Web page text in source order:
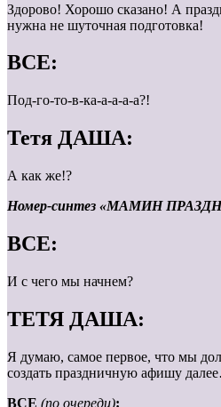
Здорово! Хорошо сказано! А
нужна не шуточная подготовка!
ВСЕ:
Под-го-то-в-ка-а-а-а-а?!
Тетя ДАША:
А как же!?
Номер-синтез «МАМИН
ВСЕ:
И с чего мы начнем?
ТЕТЯ ДАША:
Я думаю, самое первое, что мы
создать праздничную афишу
ВСЕ (по очереди):